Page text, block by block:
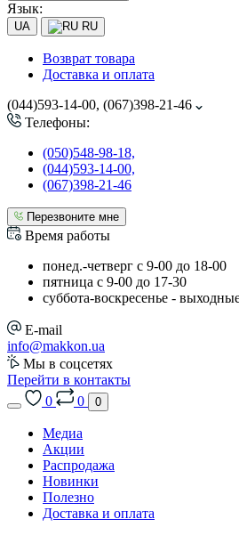
Язык:
UA RU
Возврат товара
Доставка и оплата
(044)593-14-00, (067)398-21-46
Телефоны:
(050)548-98-18,
(044)593-14-00,
(067)398-21-46
Перезвоните мне
Время работы
понед.-четверг с 9-00 до 18-00
пятница с 9-00 до 17-30
cуббота-воскресенье -
E-mail
info@makkon.ua
Мы в соцсетях
Перейти в контакты
0
0 0
Медиа
Акции
Распродажа
Новинки
Полезно
Доставка и оплата